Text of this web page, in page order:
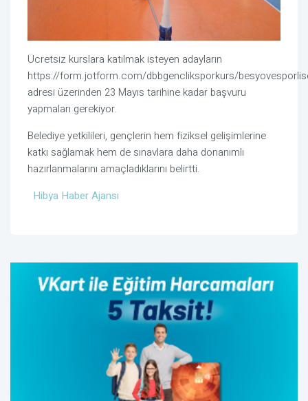
Ücretsiz kurslara katılmak isteyen adayların
https://form.jotform.com/dbbgencliksporkurs/
adresi üzerinden 23 Mayıs tarihine kadar başvuru
yapmaları gerekiyor.
Belediye yetkilileri, gençlerin hem fiziksel gelişimlerine
katkı sağlamak hem de sınavlara daha donanımlı
hazırlanmalarını amaçladıklarını belirtti.
Hibya Haber Ajansı